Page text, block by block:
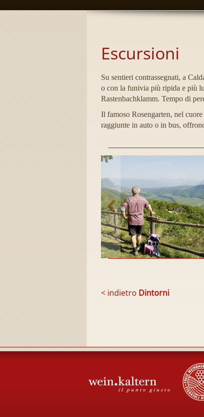
Escursioni
Su sentieri contrassegnati, a
o con la funivia più ripida e più
Rastenbachklamm. Tempo di
Il famoso Rosengarten, nel
raggiunte in auto o in bus,
< indietro Dintorni